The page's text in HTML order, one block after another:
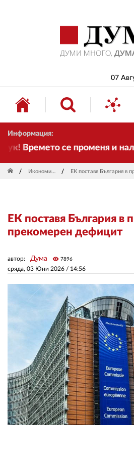
07
Информация:
Времето се променя и
Икономика
ЕК поставя България в
прекомерен дефицит
сряда, 03 Юни 2026 / 14:56
автор: Дума visibility 7896
ИЗБОРИ
СВЯТ
ДРУГИ
АВТОРИ